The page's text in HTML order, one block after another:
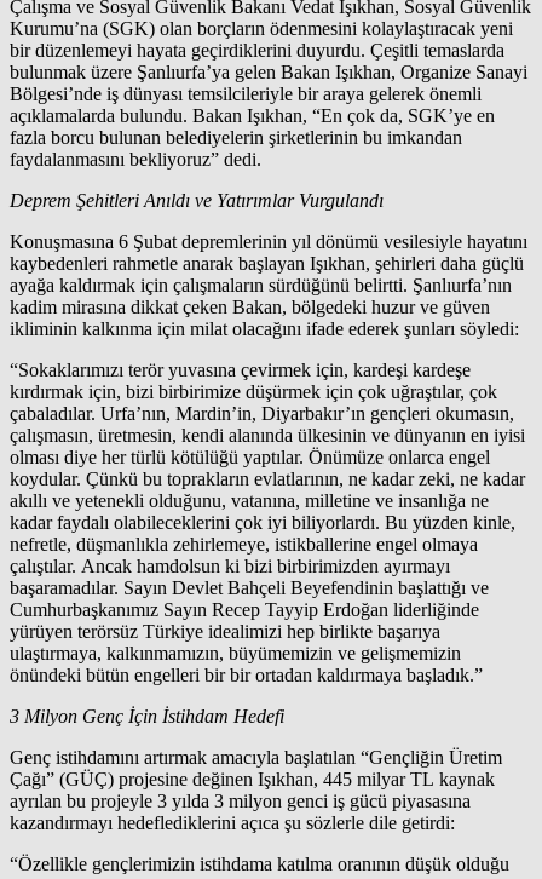
Çalışma ve Sosyal Güvenlik Bakanı Vedat Işıkhan, Sosyal Güvenlik
Kurumu’na (SGK) olan borçların ödenmesini kolaylaştıracak yeni
bir düzenlemeyi hayata geçirdiklerini duyurdu. Çeşitli temaslarda
bulunmak üzere Şanlıurfa’ya gelen Bakan Işıkhan, Organize Sanayi
Bölgesi’nde iş dünyası temsilcileriyle bir araya gelerek önemli
açıklamalarda bulundu. Bakan Işıkhan, “En çok da, SGK’ye en
fazla borcu bulunan belediyelerin şirketlerinin bu imkandan
faydalanmasını bekliyoruz” dedi.
Deprem Şehitleri Anıldı ve Yatırımlar Vurgulandı
Konuşmasına 6 Şubat depremlerinin yıl dönümü vesilesiyle hayatını
kaybedenleri rahmetle anarak başlayan Işıkhan, şehirleri daha güçlü
ayağa kaldırmak için çalışmaların sürdüğünü belirtti. Şanlıurfa’nın
kadim mirasına dikkat çeken Bakan, bölgedeki huzur ve güven
ikliminin kalkınma için milat olacağını ifade ederek şunları söyledi:
“Sokaklarımızı terör yuvasına çevirmek için, kardeşi kardeşe
kırdırmak için, bizi birbirimize düşürmek için çok uğraştılar, çok
çabaladılar. Urfa’nın, Mardin’in, Diyarbakır’ın gençleri okumasın,
çalışmasın, üretmesin, kendi alanında ülkesinin ve dünyanın en iyisi
olması diye her türlü kötülüğü yaptılar. Önümüze onlarca engel
koydular. Çünkü bu toprakların evlatlarının, ne kadar zeki, ne kadar
akıllı ve yetenekli olduğunu, vatanına, milletine ve insanlığa ne
kadar faydalı olabileceklerini çok iyi biliyorlardı. Bu yüzden kinle,
nefretle, düşmanlıkla zehirlemeye, istikballerine engel olmaya
çalıştılar. Ancak hamdolsun ki bizi birbirimizden ayırmayı
başaramadılar. Sayın Devlet Bahçeli Beyefendinin başlattığı ve
Cumhurbaşkanımız Sayın Recep Tayyip Erdoğan liderliğinde
yürüyen terörsüz Türkiye idealimizi hep birlikte başarıya
ulaştırmaya, kalkınmamızın, büyümemizin ve gelişmemizin
önündeki bütün engelleri bir bir ortadan kaldırmaya başladık.”
3 Milyon Genç İçin İstihdam Hedefi
Genç istihdamını artırmak amacıyla başlatılan “Gençliğin Üretim
Çağı” (GÜÇ) projesine değinen Işıkhan, 445 milyar TL kaynak
ayrılan bu projeyle 3 yılda 3 milyon genci iş gücü piyasasına
kazandırmayı hedeflediklerini açıca şu sözlerle dile getirdi:
“Özellikle gençlerimizin istihdama katılma oranının düşük olduğu